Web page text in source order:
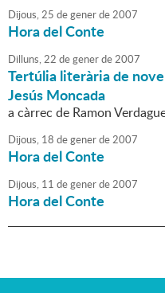
Dijous,25 degenerde2007
Hora del Conte
Dilluns,22 degenerde2007
Tertúlia literària de
Jesús Moncada
a càrrec de Ramon
Dijous, 18 degenerde2007
Hora del Conte
Dijous, 11 degenerde2007
Hora del Conte